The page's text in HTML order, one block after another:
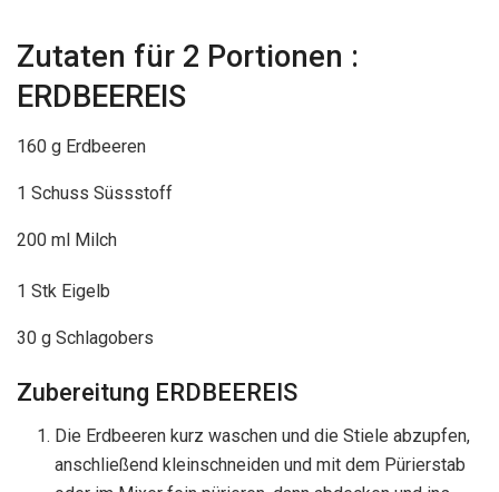
Zutaten für 2 Portionen :
ERDBEEREIS
160 g Erdbeeren
1 Schuss Süssstoff
200 ml Milch
1 Stk Eigelb
30 g Schlagobers
Zubereitung ERDBEEREIS
Die Erdbeeren kurz waschen und die Stiele abzupfen,
anschließend kleinschneiden und mit dem Pürierstab